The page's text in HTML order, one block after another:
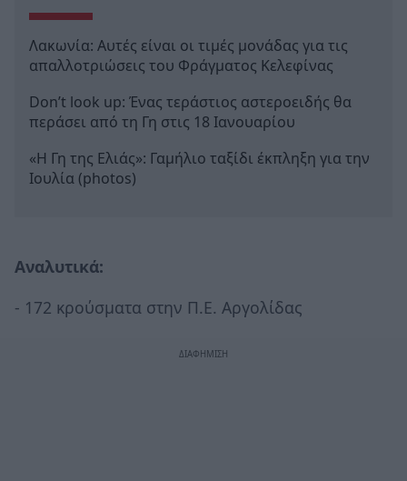
Λακωνία: Αυτές είναι οι τιμές μονάδας για τις
απαλλοτριώσεις του Φράγματος Κελεφίνας
Don’t look up: Ένας τεράστιος αστεροειδής θα
περάσει από τη Γη στις 18 Ιανουαρίου
«Η Γη της Ελιάς»: Γαμήλιο ταξίδι έκπληξη για την
Ιουλία (photos)
Αναλυτικά:
- 172 κρούσματα στην Π.Ε. Αργολίδας